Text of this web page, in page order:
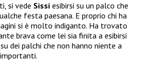
si vede Sissi esibirsi su un palco che
festa paesana. E proprio chi ha
si è molto indiganto. Ha trovato
brava come lei sia finita a esibirsi
dei palchi che non hanno niente a